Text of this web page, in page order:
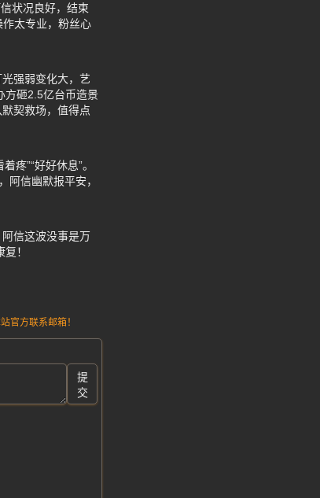
状况良好，结束
太专业，粉丝心
强弱变化大，艺
方砸2.5亿台币造景
契救场，值得点
疼”“好好休息”。
阿信幽默报平安，
信这波没事是万
！
官方联系邮箱！
提
交